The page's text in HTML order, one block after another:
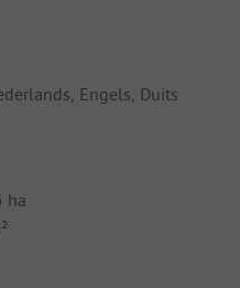
Engels, Duits
ha